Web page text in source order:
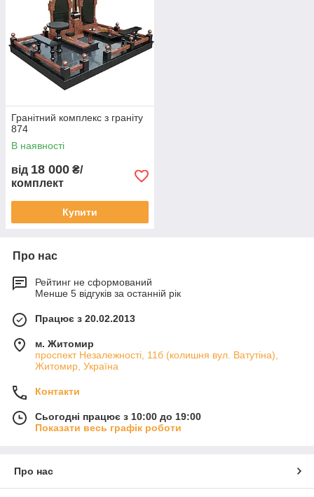
Гранітний комплекс з граніту
874
В наявності
від 18 000 ₴/
комплект
Купити
Про нас
Рейтинг не сформований
Менше 5 відгуків за останній рік
Працює з 20.02.2013
м. Житомир
проспект Незалежності, 11б (колишня вул. Ватутіна),
Житомир, Україна
Контакти
Сьогодні працює з 10:00 до 19:00
Показати весь графік роботи
Про нас